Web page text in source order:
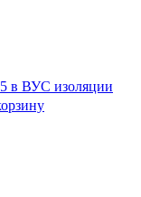
в ВУС изоляции